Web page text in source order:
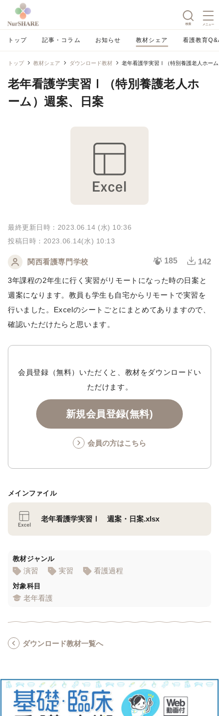
検索 メニュー
トップ 記事・コラム お知らせ 教材シェア 看護教育
トップ 教材シェア ダウンロード教材 老年看護学実習Ⅰ（特別養護老人ホー
老年看護学実習Ⅰ（特別養護老人ホ
ーム）週案、日案
最終更新日時：2023.06.14 (水) 10:36
投稿日時：2023.06.14(水) 10:13
関西看護専門学校 185 142
3年課程の2年生に行く実習がリモートになった時の日案と
週案になります。教員も学生も自宅からリモートで実習を
行いました。Excelのシートごとにまとめてありますので、
確認いただけたらと思います。
会員登録（無料）いただくと、教材をダウンロードい
ただけます。
新規会員登録(無料)
会員の方はこちら
メインファイル
老年看護学実習Ⅰ 週案・日案.xlsx
教材ジャンル
演習 実習 看護過程
対象科目
老年看護
ダウンロード教材一覧へ